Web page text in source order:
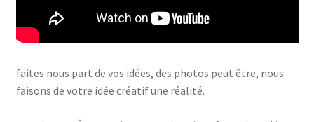
faites nous part de vos idées, des photos peut être, nous
faisons de votre idée créatif une réalité.